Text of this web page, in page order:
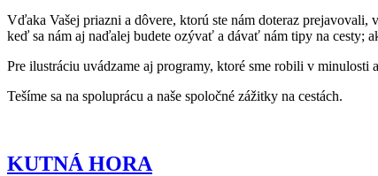
Vďaka Vašej priazni a dôvere, ktorú ste nám doteraz prejavovali,
keď sa nám aj naďalej budete ozývať a dávať nám tipy na cesty;
Pre ilustráciu uvádzame aj programy, ktoré sme robili v
Tešíme sa na spoluprácu a naše spoločné zážitky na cestách.
KUTNÁ HORA